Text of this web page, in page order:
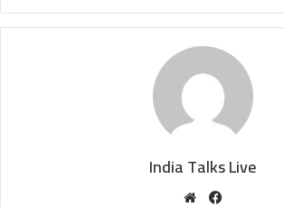
India Talks Live
We